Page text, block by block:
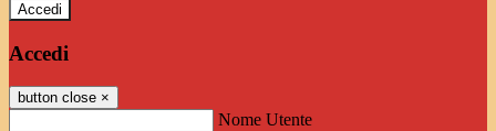
Accedi
Accedi
button close ×
Nome Utente